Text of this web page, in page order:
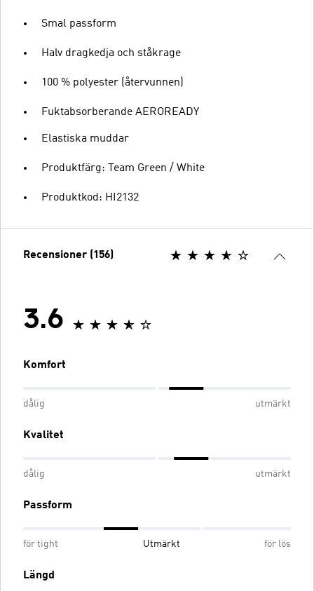
Smal passform
Halv dragkedja och ståkrage
100 % polyester (återvunnen)
Fuktabsorberande AEROREADY
Elastiska muddar
Produktfärg: Team Green / White
Produktkod: HI2132
Recensioner (156)
3.6
Komfort
dålig utmärkt
Kvalitet
dålig utmärkt
Passform
för tight Utmärkt för lös
Längd